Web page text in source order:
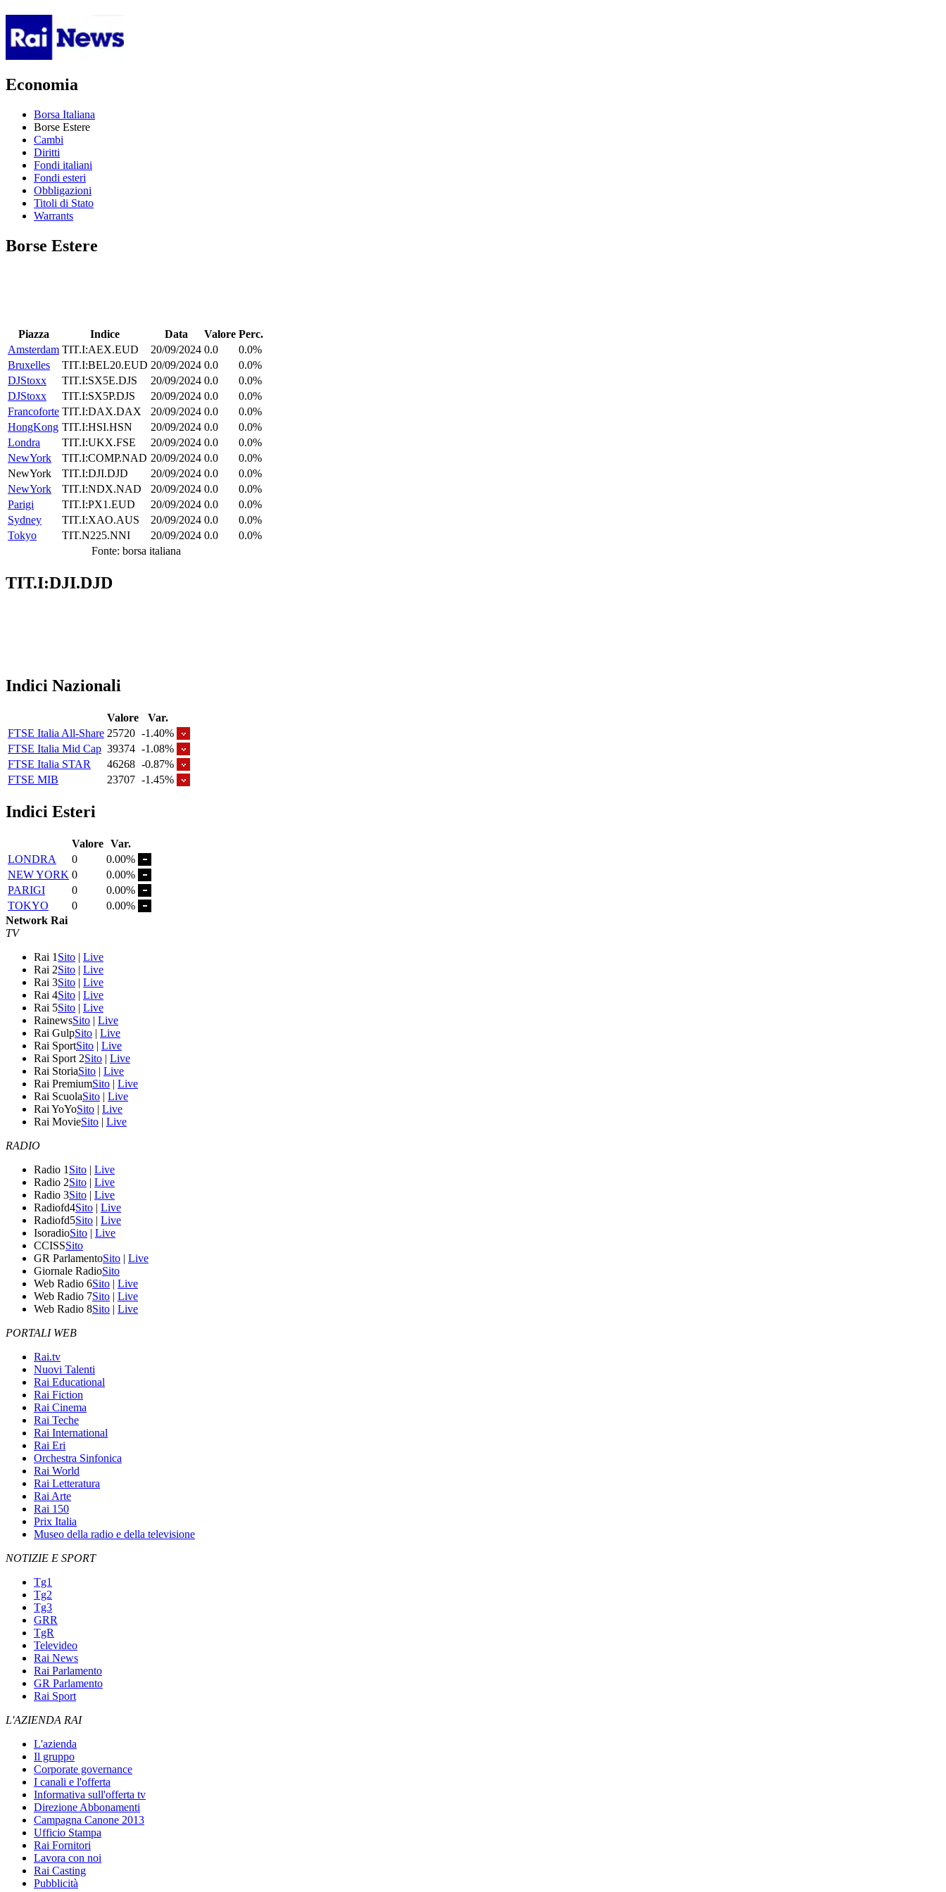
Economia
Borsa Italiana
Borse Estere
Cambi
Diritti
Fondi italiani
Fondi esteri
Obbligazioni
Titoli di Stato
Warrants
Borse Estere
Piazza Indice Data Valore Perc.
Amsterdam TIT.I:AEX.EUD 20/09/2024 0.0
0.0%
Bruxelles
TIT.I:BEL20.EUD 20/09/2024 0.0
0.0%
DJStoxx
TIT.I:SX5E.DJS 20/09/2024 0.0
0.0%
DJStoxx
TIT.I:SX5P.DJS 20/09/2024 0.0
0.0%
Francoforte TIT.I:DAX.DAX 20/09/2024 0.0
0.0%
HongKong TIT.I:HSI.HSN 20/09/2024 0.0
0.0%
Londra
TIT.I:UKX.FSE 20/09/2024 0.0
0.0%
NewYork
TIT.I:COMP.NAD 20/09/2024 0.0
0.0%
NewYork
TIT.I:DJI.DJD 20/09/2024 0.0
0.0%
NewYork
TIT.I:NDX.NAD 20/09/2024 0.0
0.0%
Parigi
TIT.I:PX1.EUD 20/09/2024 0.0
0.0%
Sydney
TIT.I:XAO.AUS 20/09/2024 0.0
0.0%
Tokyo
TIT.N225.NNI 20/09/2024 0.0
0.0%
Fonte: borsa italiana
TIT.I:DJI.DJD
Indici Nazionali
Valore
Var.
FTSE Italia All-Share 25720 -1.40%
FTSE Italia Mid Cap 39374 -1.08%
FTSE Italia STAR
46268 -0.87%
FTSE MIB
23707 -1.45%
Indici Esteri
Valore Var.
LONDRA
0
0.00%
NEW YORK 0
0.00%
PARIGI
0
0.00%
TOKYO
0
0.00%
Network Rai
TV
Rai 1 Sito | Live
Rai 2Sito | Live
Rai 3Sito | Live
Rai 4Sito | Live
Rai 5Sito | Live
RainewsSito | Live
Rai GulpSito | Live
Rai SportSito | Live
Rai Sport 2Sito | Live
Rai StoriaSito | Live
Rai PremiumSito | Live
Rai ScuolaSito | Live
Rai YoYoSito | Live
Rai MovieSito | Live
RADIO
Radio 1 Sito | Live
Radio 2Sito | Live
Radio 3Sito | Live
Radiofd4Sito | Live
Radiofd5Sito | Live
IsoradioSito | Live
CCISSSito
GR ParlamentoSito | Live
Giornale RadioSito
Web Radio 6Sito | Live
Web Radio 7Sito | Live
Web Radio 8Sito | Live
PORTALI WEB
Rai.tv
Nuovi Talenti
Rai Educational
Rai Fiction
Rai Cinema
Rai Teche
Rai International
Rai Eri
Orchestra Sinfonica
Rai World
Rai Letteratura
Rai Arte
Rai 150
Prix Italia
Museo della radio e della televisione
NOTIZIE E SPORT
Tg1
Tg2
Tg3
GRR
TgR
Televideo
Rai News
Rai Parlamento
GR Parlamento
Rai Sport
L'AZIENDA RAI
L'azienda
Il gruppo
Corporate governance
I canali e l'offerta
Informativa sull'offerta tv
Direzione Abbonamenti
Campagna Canone 2013
Ufficio Stampa
Rai Fornitori
Lavora con noi
Rai Casting
Pubblicità